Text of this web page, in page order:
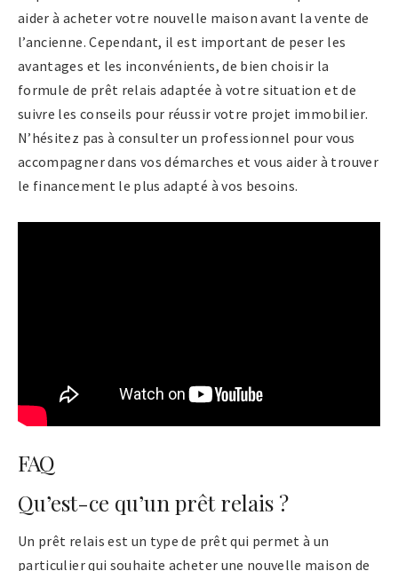
aider à acheter votre nouvelle maison avant la vente de
l’ancienne. Cependant, il est important de peser les
avantages et les inconvénients, de bien choisir la
formule de prêt relais adaptée à votre situation et de
suivre les conseils pour réussir votre projet immobilier.
N’hésitez pas à consulter un professionnel pour vous
accompagner dans vos démarches et vous aider à trouver
le financement le plus adapté à vos besoins.
FAQ
Qu’est-ce qu’un prêt relais ?
Un prêt relais est un type de prêt qui permet à un
particulier qui souhaite acheter une nouvelle maison de